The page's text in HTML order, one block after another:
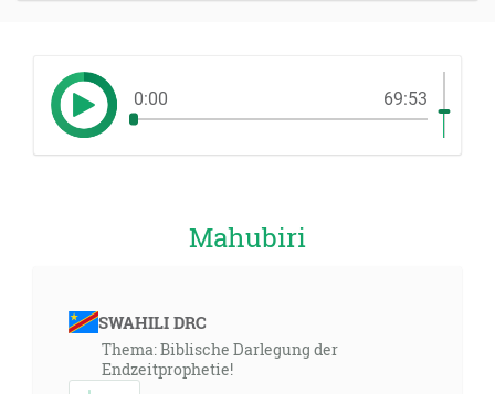
0:00 69:53
Mahubiri
SWAHILI DRC
Thema: Biblische Darlegung der
Endzeitprophetie!